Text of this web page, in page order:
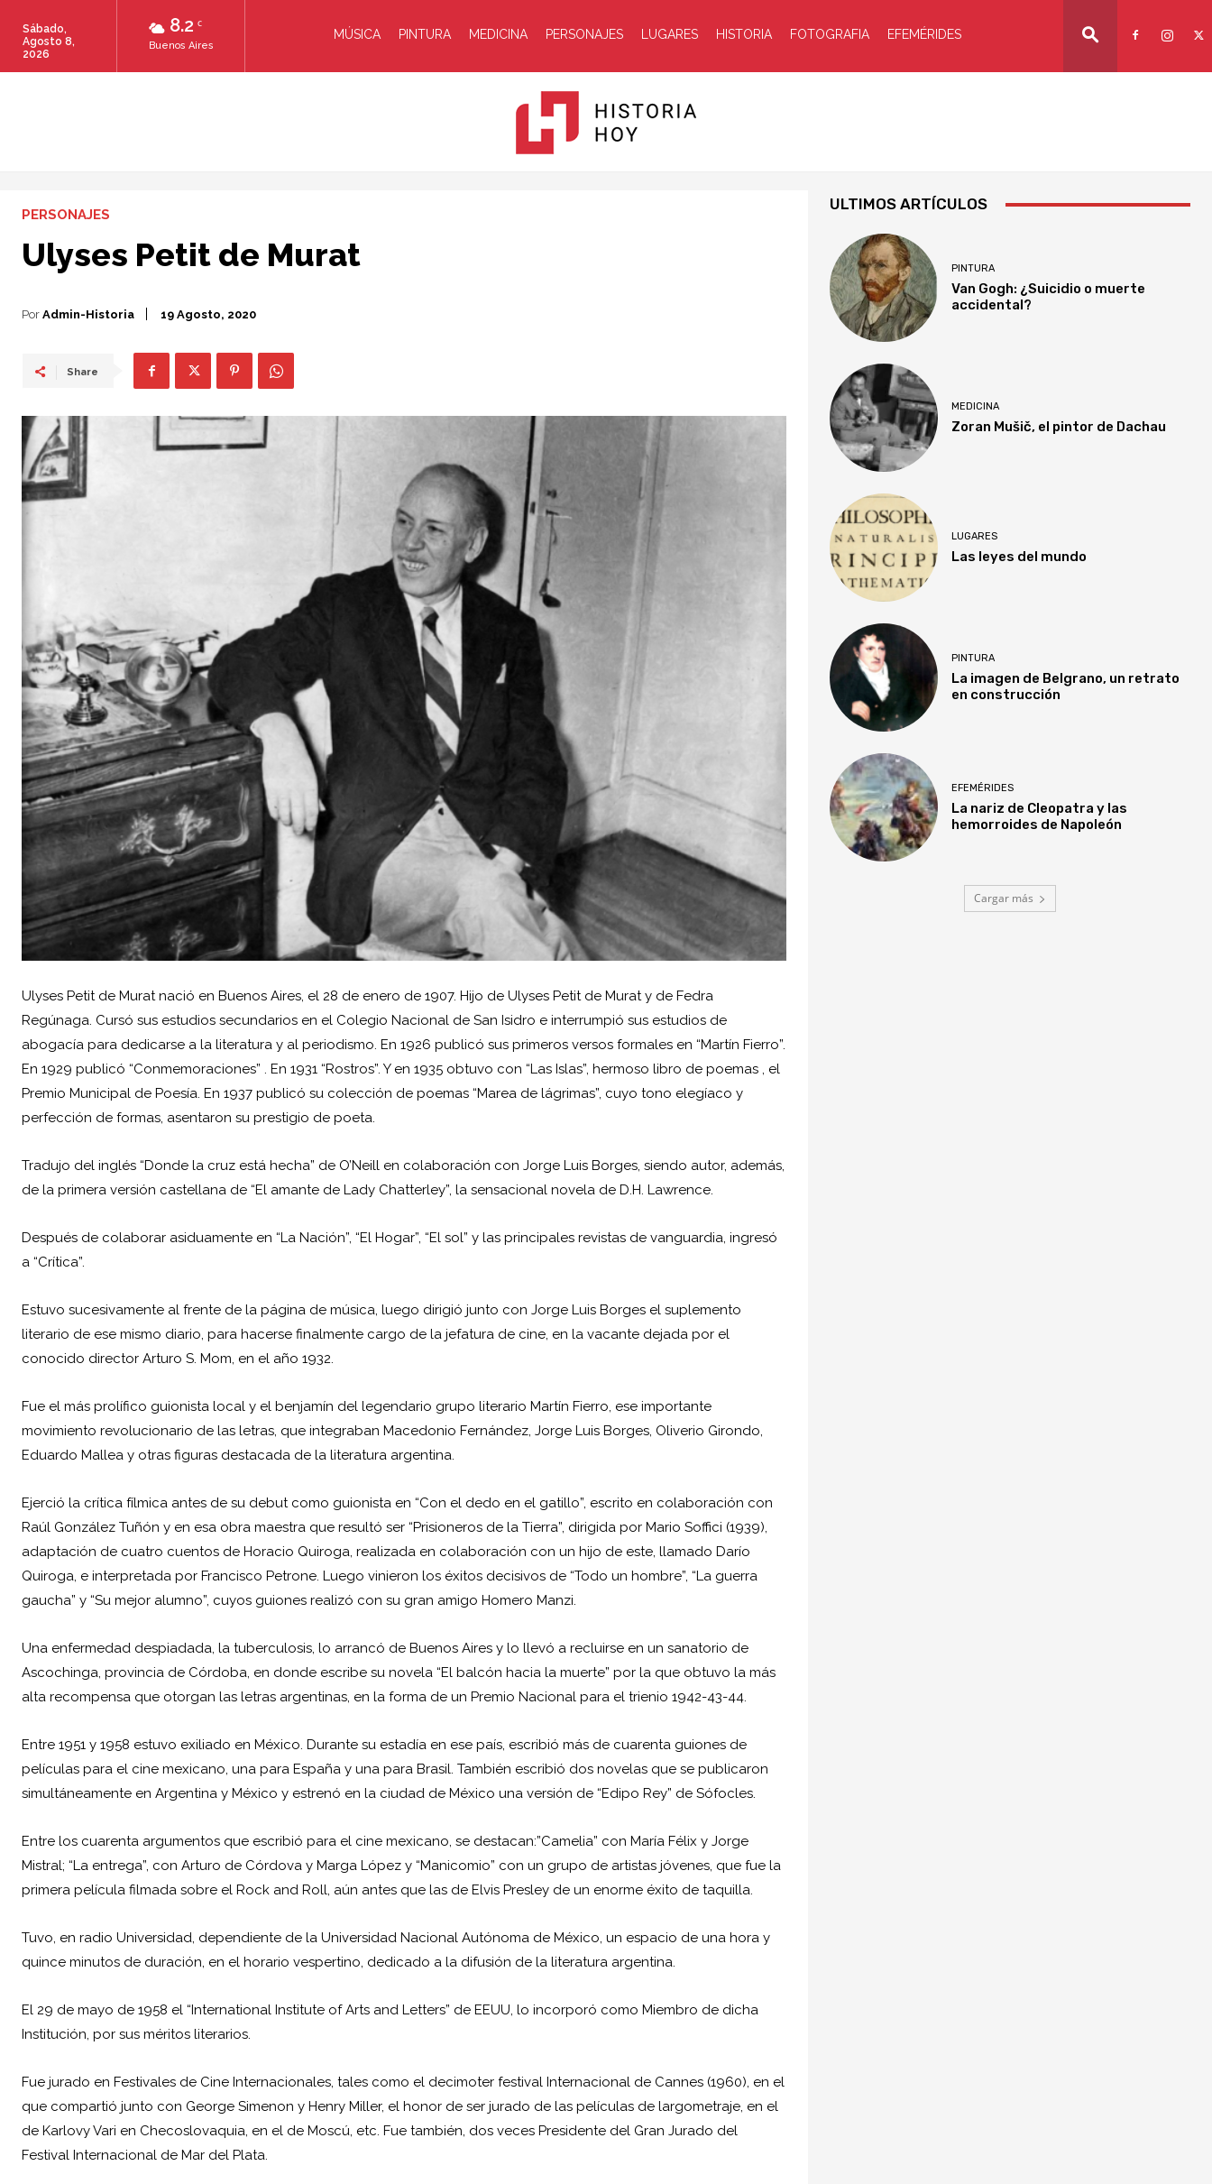
8.2 C
Buenos Aires
Sábado,
Agosto 8,
2026
MÚSICA PINTURA MEDICINA PERSONAJES LUGARES HISTORIA FOTOGRAFIA EFEMÉRIDES
PERSONAJES
Ulyses Petit de Murat
Por Admin-Historia 19 Agosto, 2020
Share
Ulyses Petit de Murat nació en Buenos Aires, el 28 de enero de 1907. Hijo de Ulyses Petit de Murat y de Fedra
Regúnaga. Cursó sus estudios secundarios en el Colegio Nacional de San Isidro e interrumpió sus estudios de
abogacía para dedicarse a la literatura y al periodismo. En 1926 publicó sus primeros versos formales en “Martín Fierro”.
En 1929 publicó “Conmemoraciones” . En 1931 “Rostros”. Y en 1935 obtuvo con “Las Islas”, hermoso libro de poemas , el
Premio Municipal de Poesía. En 1937 publicó su colección de poemas “Marea de lágrimas”, cuyo tono elegíaco y
perfección de formas, asentaron su prestigio de poeta.
Tradujo del inglés “Donde la cruz está hecha” de O’Neill en colaboración con Jorge Luis Borges, siendo autor, además,
de la primera versión castellana de “El amante de Lady Chatterley”, la sensacional novela de D.H. Lawrence.
Después de colaborar asiduamente en “La Nación”, “El Hogar”, “El sol” y las principales revistas de vanguardia, ingresó
a “Crítica”.
Estuvo sucesivamente al frente de la página de música, luego dirigió junto con Jorge Luis Borges el suplemento
literario de ese mismo diario, para hacerse finalmente cargo de la jefatura de cine, en la vacante dejada por el
conocido director Arturo S. Mom, en el año 1932.
Fue el más prolífico guionista local y el benjamín del legendario grupo literario Martín Fierro, ese importante
movimiento revolucionario de las letras, que integraban Macedonio Fernández, Jorge Luis Borges, Oliverio Girondo,
Eduardo Mallea y otras figuras destacada de la literatura argentina.
Ejerció la crítica fílmica antes de su debut como guionista en “Con el dedo en el gatillo”, escrito en colaboración con
Raúl González Tuñón y en esa obra maestra que resultó ser “Prisioneros de la Tierra”, dirigida por Mario Soffici (1939),
adaptación de cuatro cuentos de Horacio Quiroga, realizada en colaboración con un hijo de este, llamado Darío
Quiroga, e interpretada por Francisco Petrone. Luego vinieron los éxitos decisivos de “Todo un hombre”, “La guerra
gaucha” y “Su mejor alumno”, cuyos guiones realizó con su gran amigo Homero Manzi.
Una enfermedad despiadada, la tuberculosis, lo arrancó de Buenos Aires y lo llevó a recluirse en un sanatorio de
Ascochinga, provincia de Córdoba, en donde escribe su novela “El balcón hacia la muerte” por la que obtuvo la más
alta recompensa que otorgan las letras argentinas, en la forma de un Premio Nacional para el trienio 1942-43-44.
Entre 1951 y 1958 estuvo exiliado en México. Durante su estadía en ese país, escribió más de cuarenta guiones de
películas para el cine mexicano, una para España y una para Brasil. También escribió dos novelas que se publicaron
simultáneamente en Argentina y México y estrenó en la ciudad de México una versión de “Edipo Rey” de Sófocles.
Entre los cuarenta argumentos que escribió para el cine mexicano, se destacan:”Camelia” con María Félix y Jorge
Mistral; “La entrega”, con Arturo de Córdova y Marga López y “Manicomio” con un grupo de artistas jóvenes, que fue la
primera película filmada sobre el Rock and Roll, aún antes que las de Elvis Presley de un enorme éxito de taquilla.
Tuvo, en radio Universidad, dependiente de la Universidad Nacional Autónoma de México, un espacio de una hora y
quince minutos de duración, en el horario vespertino, dedicado a la difusión de la literatura argentina.
El 29 de mayo de 1958 el “International Institute of Arts and Letters” de EEUU, lo incorporó como Miembro de dicha
Institución, por sus méritos literarios.
Fue jurado en Festivales de Cine Internacionales, tales como el decimoter festival Internacional de Cannes (1960), en el
que compartió junto con George Simenon y Henry Miller, el honor de ser jurado de las películas de largometraje, en el
de Karlovy Vari en Checoslovaquia, en el de Moscú, etc. Fue también, dos veces Presidente del Gran Jurado del
Festival Internacional de Mar del Plata.
ULTIMOS ARTÍCULOS
PINTURA
Van Gogh: ¿Suicidio o muerte
accidental?
MEDICINA
Zoran Mušič, el pintor de Dachau
LUGARES
Las leyes del mundo
PINTURA
La imagen de Belgrano, un retrato
en construcción
EFEMÉRIDES
La nariz de Cleopatra y las
hemorroides de Napoleón
Cargar más